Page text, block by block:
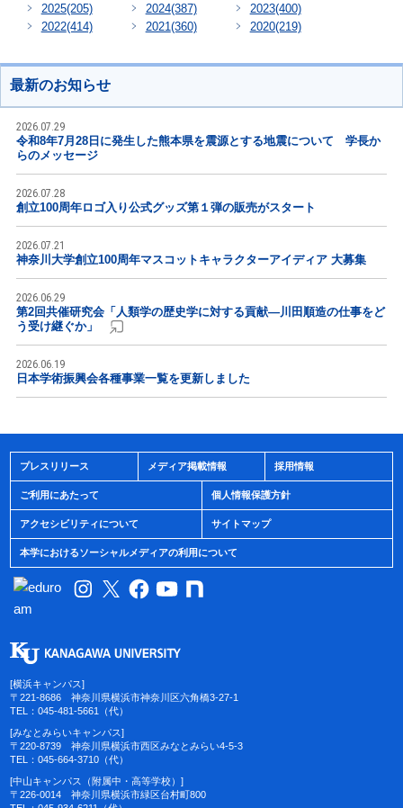
2025(205) 2024(387) 2023(400)
2022(414) 2021 (360) 2020(219)
最新のお知らせ
2026.07.29
令和8年7月28日に発生した熊本県を震源とする地震について 学長か
らのメッセージ
2026.07.28
創立100周年ロゴ入り公式グッズ第１弾の販売がスタート
2026.07.21
神奈川大学創立100周年マスコットキャラクターアイディア 大募集
2026.06.29
第2回共催研究会「人類学の歴史学に対する貢献―川田順造の仕事をど
う受け継ぐか」
2026.06.19
日本学術振興会各種事業一覧を更新しました
プレスリリース メディア掲載情報 採用情報
ご利用にあたって 個人情報保護方針
アクセシビリティについて サイトマップ
本学におけるソーシャルメディアの利用について
[横浜キャンパス]
〒221-8686 神奈川県横浜市神奈川区六角橋3-27-1
TEL：045-481-5661（代）
[みなとみらいキャンパス]
〒220-8739 神奈川県横浜市西区みなとみらい4-5-3
TEL：045-664-3710（代）
[中山キャンパス（附属中・高等学校）]
〒226-0014 神奈川県横浜市緑区台村町800